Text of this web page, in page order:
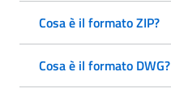
Cosa è il formato ZIP?
Cosa è il formato DWG?